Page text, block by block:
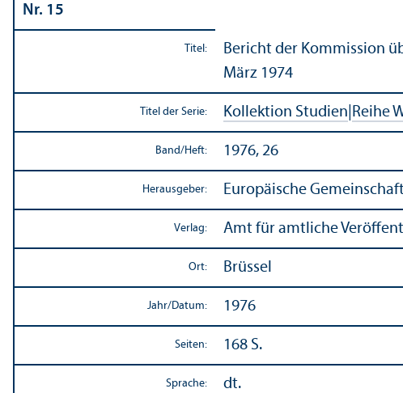
Nr. 15
Titel:
Bericht der Kommission
März 1974
Titel der Serie: Kollektion Studien Reihe
Band/Heft: 1976, 26
Herausgeber: Europäische
Verlag: Amt für amtliche
Ort: Brüssel
Jahr/Datum: 1976
Seiten: 168 S.
Sprache: dt.